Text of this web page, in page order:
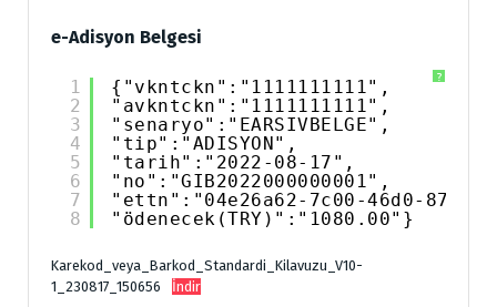
e-Adisyon Belgesi
?
1
2
3
4
5
6
7
8
{"vkntckn":"1111111111",
"avkntckn":"1111111111",
"senaryo":"EARSIVBELGE",
"tip":"ADISYON",
"tarih":"2022-08-17",
"no":"GIB2022000000001",
"ettn":"04e26a62-7c00-46d0-878c-
"ödenecek(TRY)":"1080.00"}
Karekod_veya_Barkod_Standardi_Kilavuzu_V10-
1_230817_150656
İndir